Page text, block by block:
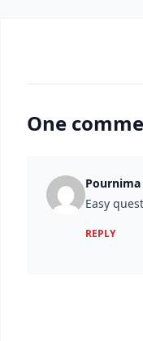
One
Pournima
Easy
REPLY